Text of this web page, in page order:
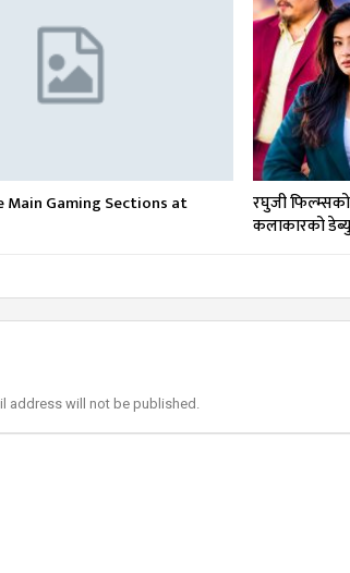
Main Gaming Sections at
रघुजी फिल्म्सको
कलाकारको डेब्यु
address will not be published.